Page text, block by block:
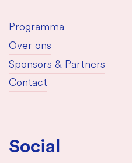
Programma
Over ons
Sponsors & Partners
Contact
Social